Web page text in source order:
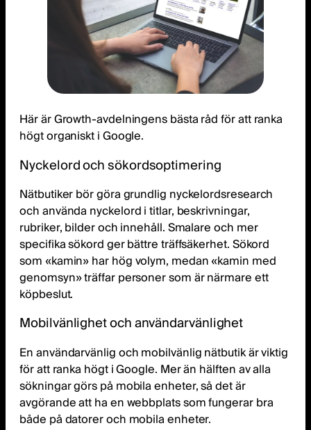
Här är Growth-avdelningens bästa råd för att ranka
högt organiskt i Google.
Nyckelord och sökordsoptimering
Nätbutiker bör göra grundlig nyckelordsresearch
och använda nyckelord i titlar, beskrivningar,
rubriker, bilder och innehåll. Smalare och mer
specifika sökord ger bättre träffsäkerhet. Sökord
som «kamin» har hög volym, medan «kamin med
genomsyn» träffar personer som är närmare ett
köpbeslut.
Mobilvänlighet och användarvänlighet
En användarvänlig och mobilvänlig nätbutik är viktig
för att ranka högt i Google. Mer än hälften av alla
sökningar görs på mobila enheter, så det är
avgörande att ha en webbplats som fungerar bra
både på datorer och mobila enheter.